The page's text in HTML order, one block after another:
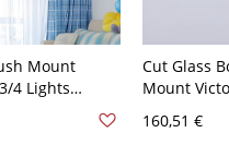
Mount
4 Lights
Flushmount for
W - Blau
Cut Glass
Mount
Lighting
160,51 €